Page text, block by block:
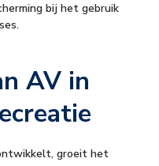
bij het gebruik
AV in
groeit het